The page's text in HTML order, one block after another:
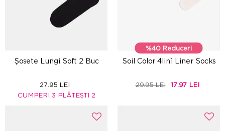
Şosete Lungi Soft 2 Buc
27.95 LEI
CUMPERI 3 PLĂTEȘTI 2
%40 Reduceri
Soil Color 4lin1 Liner Socks
29.95 LEI 17.97 LEI